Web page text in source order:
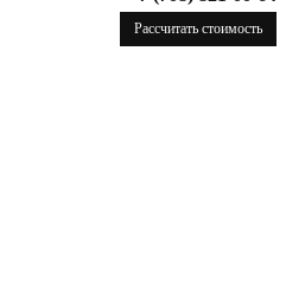
Рассчитать стоимость